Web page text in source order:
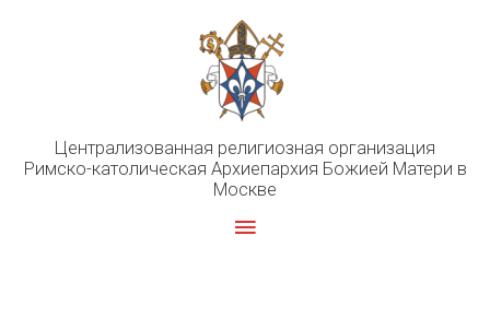
Централизованная религиозная организация
Римско-католическая Архиепархия Божией Матери в
Москве
Главное